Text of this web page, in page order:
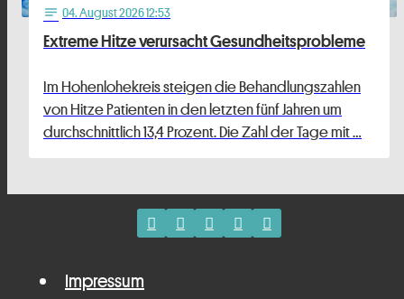
notes 04. August 2026 12:53
Extreme Hitze verursacht Gesundheitsprobleme
Im Hohenlohekreis steigen die Behandlungszahlen
von Hitze Patienten in den letzten fünf Jahren um
durchschnittlich 13,4 Prozent. Die Zahl der Tage mit …
Impressum